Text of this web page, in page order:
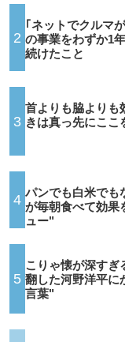
2
｢ネットでクルマ
の事業をわずか1
続けたこと
3
首よりも脇より
きは真っ先にここ
4 パンでも白米で
が毎朝食べて効果
ュー"
5
こりゃ懐が深す
翻した河野洋平に
言葉"